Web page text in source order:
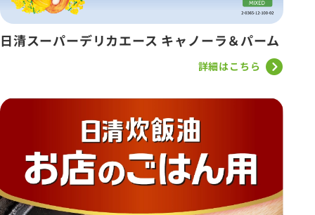
日清スーパーデリカエース キャノーラ＆パーム
詳細はこちら